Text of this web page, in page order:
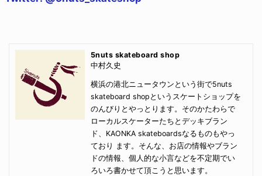
5nuts skateboard shop
中村久史
横浜の港北ニュータウンという街で5nuts
skateboard shopというスケートショップを
のんびりとやっとります。そのかたわらで
ローカルスケーターたちとデッキブラン
ド、KAONKA skateboardsなるものもやっ
ており ます。そんな、お店の情報やブラン
ドの情報、個人的な小言などを不定期でい
ろいろ書かせて頂こうと思います。